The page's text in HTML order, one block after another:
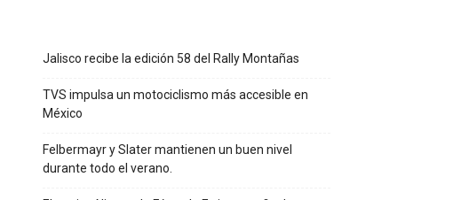
Jalisco recibe la edición 58 del Rally Montañas
TVS impulsa un motociclismo más accesible en
México
Felbermayr y Slater mantienen un buen nivel
durante todo el verano.